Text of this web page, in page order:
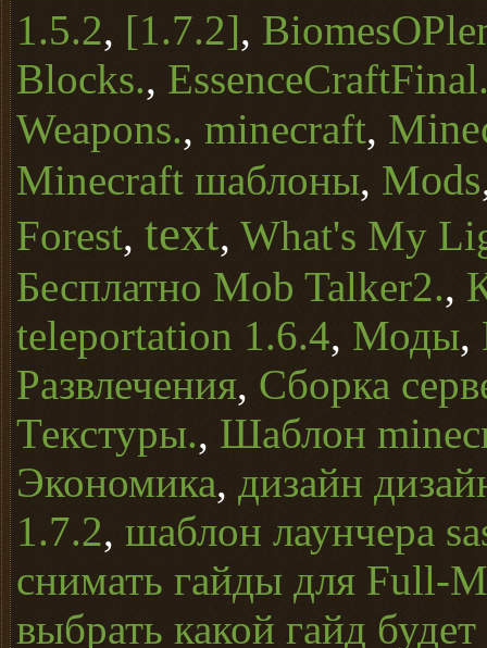
1.5.2, [1.7.2],
Blocks.,
Weapons., minecraft,
Minecraft шаблоны, Mods
Forest, text, What's My
Бесплатно Mob Talker2.,
teleportation 1.6.4, Моды,
Развлечения, Сборка
Текстуры., Шаблон
Экономика, дизайн
1.7.2, шаблон лаунчера
снимать гайды для Full-
выбрать какой гайд будет